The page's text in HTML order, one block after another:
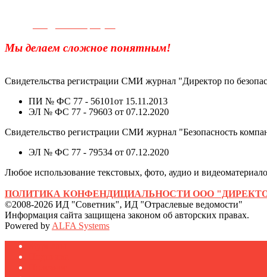
Мы делаем сложное понятным!
Свидетельства регистрации СМИ журнал "Директор по
ПИ № ФС 77 - 56101от 15.11.2013
ЭЛ № ФС 77 - 79603 от 07.12.2020
Свидетельство регистрации СМИ журнал "Безопасность
ЭЛ № ФС 77 - 79534 от 07.12.2020
Любое использование текстовых, фото, аудио и
ПОЛИТИКА КОНФЕНДИЦИАЛЬНОСТИ ООО
©2008-2026 ИД "Советник", ИД "Отраслевые ведомости"
Информация сайта защищена законом об авторских правах.
Powered by ALFA Systems